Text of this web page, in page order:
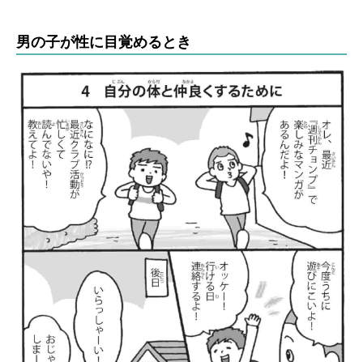
男の子が性に目覚めるとき